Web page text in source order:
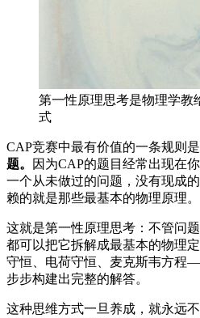
第一性原理思考是物理学教
式
CAP竞赛中最有价值的一条规则是
题。
因为CAP的题目经常出现在
一个从未做过的问题，没有现成
赖的就是那些最基本的物理原理。
这就是第一性原理思考：不管问
都可以把它拆解成最基本的物理
守恒、电荷守恒、麦克斯韦方程
步步构建出完整的解答。
这种思维方式一旦养成，就永远